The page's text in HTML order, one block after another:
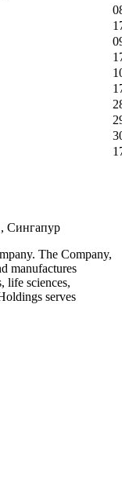
Сингапур
The Company,
manufactures
life sciences,
serves